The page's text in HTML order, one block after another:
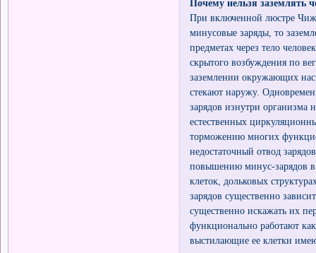
Почему нельзя заземлять
При включенной люстре
минусовые заряды, то
предметах через тело
скрытого возбуждения по
заземлении окружающих
стекают наружу.
зарядов изнутри организма
естественных
торможению многих
недостаточный отвод
повышению минус-зарядов
клеток, дольковых
зарядов существенно
существенно искажать их
функционально работают
выстилающие ее клетки